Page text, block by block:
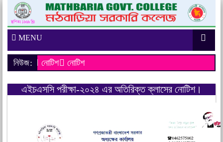
MENU
নিউজ: নোটিশ
নোটিশ
এইচএসসি পরীক্ষা-২০২৪ এর অতিরিক্ত ক্লাসের নোটিশ।